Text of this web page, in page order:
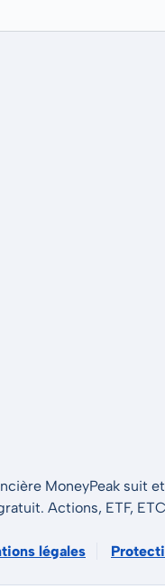
MoneyPeak suit
Actions, ETF,
légales